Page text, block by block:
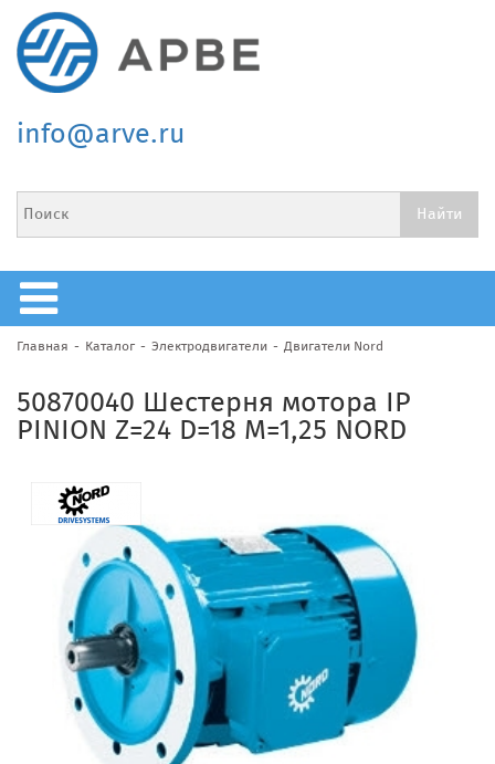
info@arve.ru
Главная Каталог Электродвигатели Двигатели Nord
50870040 Шестерня мотора IP
PINION Z=24 D=18 M=1,25 NORD